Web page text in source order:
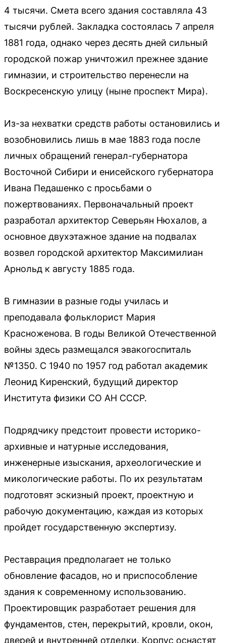
4 тысячи. Смета всего здания составляла 43
тысячи рублей. Закладка состоялась 7 апреля
1881 года, однако через десять дней сильный
городской пожар уничтожил прежнее здание
гимназии, и строительство перенесли на
Воскресенскую улицу (ныне проспект Мира).
Из-за нехватки средств работы остановились и
возобновились лишь в мае 1883 года после
личных обращений генерал-губернатора
Восточной Сибири и енисейского губернатора
Ивана Педашенко с просьбами о
пожертвованиях. Первоначальный проект
разработал архитектор Северьян Нюхалов, а
основное двухэтажное здание на подвалах
возвел городской архитектор Максимилиан
Арнольд к августу 1885 года.
В гимназии в разные годы училась и
преподавала фольклорист Мария
Красноженова. В годы Великой Отечественной
войны здесь размещался эвакогоспиталь
№1350. С 1940 по 1957 год работал академик
Леонид Киренский, будущий директор
Института физики СО АН СССР.
Подрядчику предстоит провести историко-
архивные и натурные исследования,
инженерные изыскания, археологические и
микологические работы. По их результатам
подготовят эскизный проект, проектную и
рабочую документацию, каждая из которых
пройдет государственную экспертизу.
Реставрация предполагает не только
обновление фасадов, но и приспособление
здания к современному использованию.
Проектировщик разработает решения для
фундаментов, стен, перекрытий, кровли, окон,
дверей и внутренней отделки. Корпус оснастят